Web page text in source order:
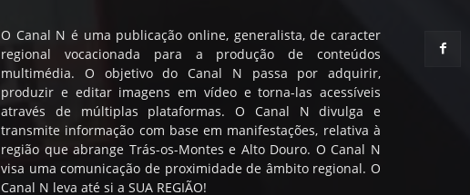
O Canal N é uma publicação online, generalista, de caracter
regional vocacionada para a produção de conteúdos
multimédia. O objetivo do Canal N passa por adquirir,
produzir e editar imagens em vídeo e torna-las acessíveis
através de múltiplas plataformas. O Canal N divulga e
transmite informação com base em manifestações, relativa à
região que abrange Trás-os-Montes e Alto Douro. O Canal N
visa uma comunicação de proximidade de âmbito regional. O
Canal N leva até si a SUA REGIÃO!